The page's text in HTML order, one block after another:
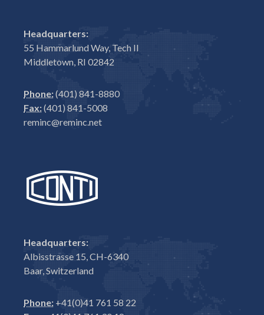
Headquarters:
55 Hammarlund Way, Tech II
Middletown, RI 02842
Phone:(401) 841-8880
Fax:(401) 841-5008
reminc@reminc.net
Headquarters:
Albisstrasse 15, CH-6340
Baar, Switzerland
Phone: +41(0)41 761 58 22